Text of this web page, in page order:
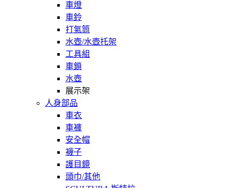
車燈
車鈴
打氣筒
水壺/水壺托架
工具組
車鎖
水壺
展示架
人身部品
車衣
車褲
安全帽
襪子
護目鏡
頭巾/其他